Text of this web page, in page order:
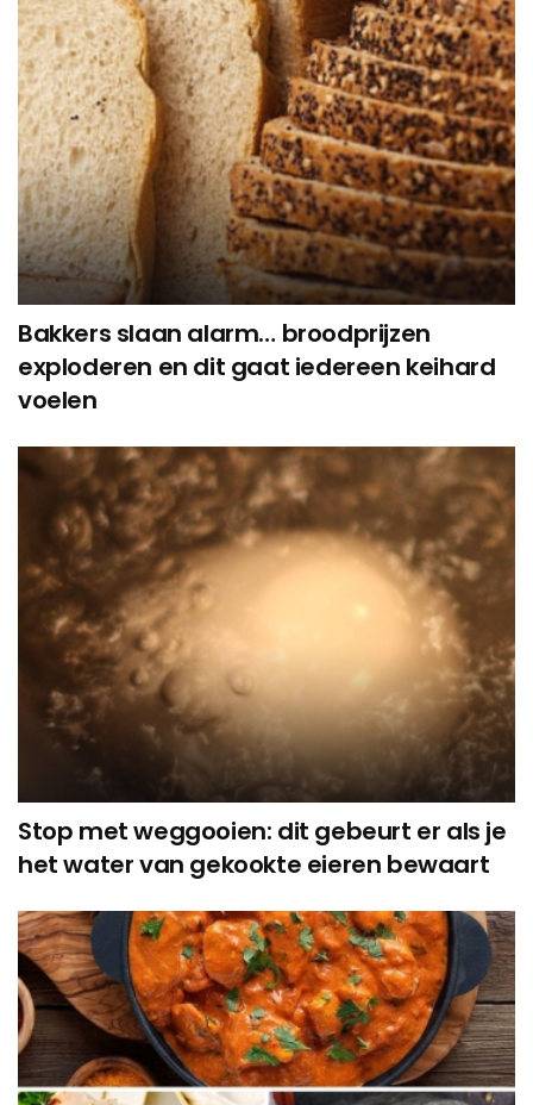
Bakkers slaan alarm… broodprijzen
exploderen en dit gaat iedereen keihard
voelen
Stop met weggooien: dit gebeurt er als je
het water van gekookte eieren bewaart